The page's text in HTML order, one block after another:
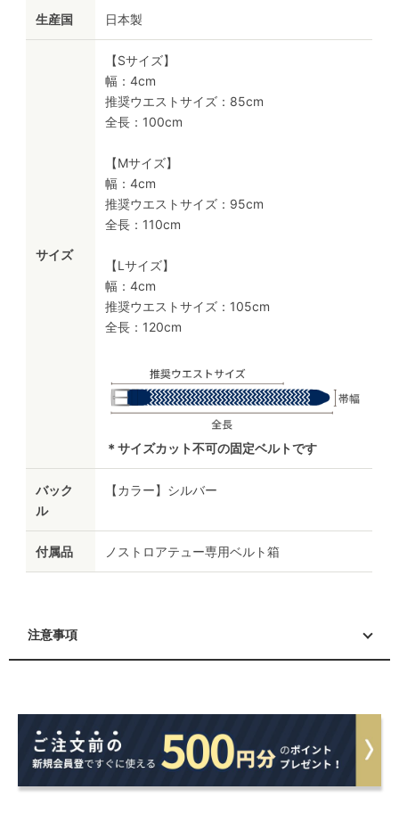
生産国 日本製
サイズ
【Sサイズ】
幅：4cm
推奨ウエストサイズ：85cm
全長：100cm
【Mサイズ】
幅：4cm
推奨ウエストサイズ：95cm
全長：110cm
【Lサイズ】
幅：4cm
推奨ウエストサイズ：105cm
全長：120cm
＊サイズカット不可の固定ベルトです
バック
ル
【カラー】シルバー
付属品 ノストロアテュー専用ベルト箱
注意事項